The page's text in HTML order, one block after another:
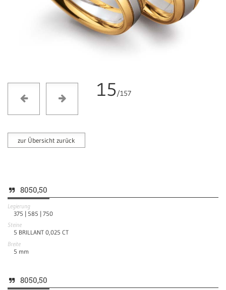
15/157
zur Übersicht zurück
8050,50
Legierung
375 | 585 | 750
Steine
5 BRILLANT 0,025 CT
Breite
5 mm
8050,50